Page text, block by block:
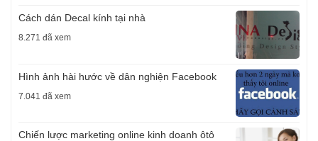
Cách dán Decal kính tại nhà
8.271 đã xem
Hình ảnh hài hước về dân nghiện Facebook
7.041 đã xem
Chiến lược marketing online kinh doanh ôtô